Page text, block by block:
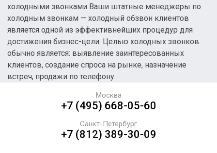
холодными звонками Ваши штатные менеджеры по
холодным звонкам — холодный обзвон клиентов
является одной из эффективнейших процедур для
достижения бизнес-цели. Целью холодных звонков
обычно является: выявление заинтересованных
клиентов, создание спроса на рынке, назначение
встреч, продажи по телефону.
+7 (495) 668-05-60
Москва
+7 (812) 389-30-09
Санкт-Петербург